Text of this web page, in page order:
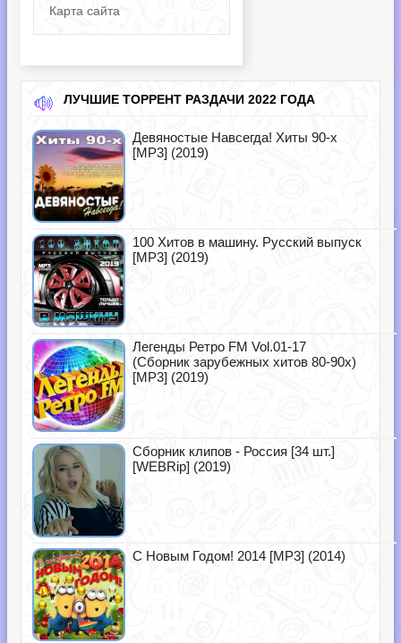
Карта сайта
ЛУЧШИЕ ТОРРЕНТ РАЗДАЧИ 2022 ГОДА
Девяностые Навсегда! Хиты 90-х
[MP3] (2019)
100 Хитов в машину. Русский выпуск
[MP3] (2019)
Легенды Ретро FM Vol.01-17
(Сборник зарубежных хитов 80-90х)
[MP3] (2019)
Сборник клипов - Россия [34 шт.]
[WEBRip] (2019)
С Новым Годом! 2014 [MP3] (2014)